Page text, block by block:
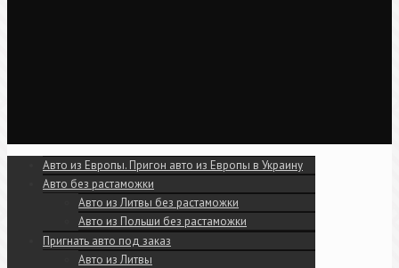
Авто из Европы. Пригон авто из Европы в Украину
Авто без растаможки
Авто из Литвы без растаможки
Авто из Польши без растаможки
Пригнать авто под заказ
Авто из Литвы